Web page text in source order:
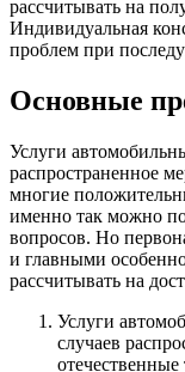
рассчитывать на
Индивидуальная
проблем при
Основные
Услуги
распространенное
многие
именно так можно
вопросов. Но
и главными
рассчитывать на
Услуги
случаев